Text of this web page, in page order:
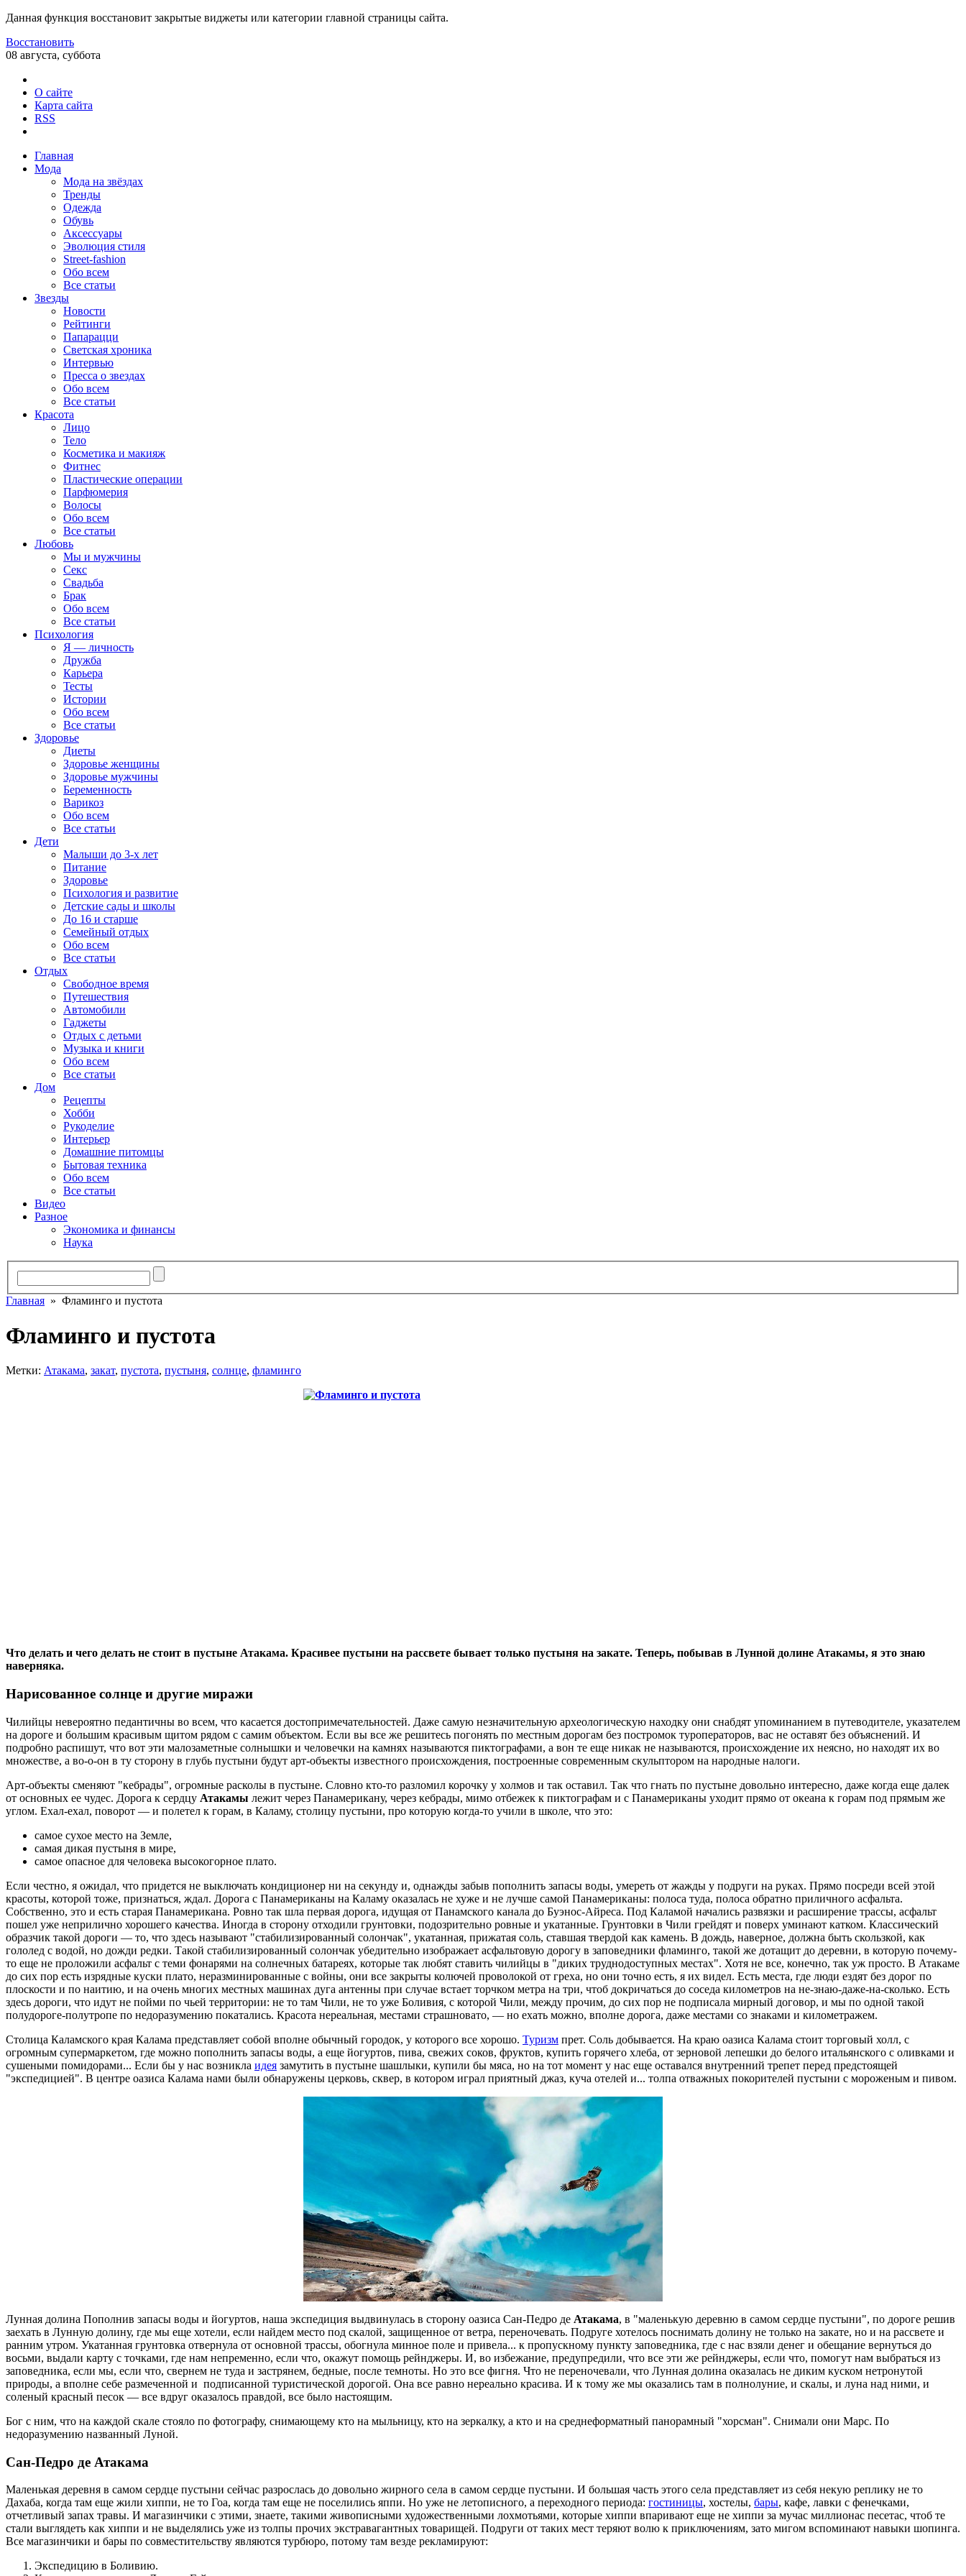
Данная функция восстановит закрытые виджеты или категории главной страницы сайта.
Восстановить
08 августа, суббота
О сайте
Карта сайта
RSS
Главная
Мода
Мода на звёздах
Тренды
Одежда
Обувь
Аксессуары
Эволюция стиля
Street-fashion
Обо всем
Все статьи
Звезды
Новости
Рейтинги
Папарацци
Светская хроника
Интервью
Пресса о звездах
Обо всем
Все статьи
Красота
Лицо
Тело
Косметика и макияж
Фитнес
Пластические операции
Парфюмерия
Волосы
Обо всем
Все статьи
Любовь
Мы и мужчины
Секс
Свадьба
Брак
Обо всем
Все статьи
Психология
Я — личность
Дружба
Карьера
Тесты
Истории
Обо всем
Все статьи
Здоровье
Диеты
Здоровье женщины
Здоровье мужчины
Беременность
Варикоз
Обо всем
Все статьи
Дети
Малыши до 3-х лет
Питание
Здоровье
Психология и развитие
Детские сады и школы
До 16 и старше
Семейный отдых
Обо всем
Все статьи
Отдых
Свободное время
Путешествия
Автомобили
Гаджеты
Отдых с детьми
Музыка и книги
Обо всем
Все статьи
Дом
Рецепты
Хобби
Рукоделие
Интерьер
Домашние питомцы
Бытовая техника
Обо всем
Все статьи
Видео
Разное
Экономика и финансы
Наука
Главная » Фламинго и пустота
Фламинго и пустота
Метки: Атакама, закат, пустота, пустыня, солнце, фламинго
Что делать и чего делать не стоит в пустыне Атакама. Красивее пустыни на рассвете бывает только пустыня на закате. Теперь, побывав в Лунной долине Атакамы, я это знаю
наверняка.
Нарисованное солнце и другие миражи
Чилийцы невероятно педантичны во всем, что касается достопримечательностей. Даже самую незначительную археологическую находку они снабдят упоминанием в путеводителе, указателем
на дороге и большим красивым щитом рядом с самим объектом. Если вы все же решитесь погонять по местным дорогам без постромок туроператоров, вас не оставят без объяснений. И
подробно распишут, что вот эти малозаметные солнышки и человечки на камнях называются пиктографами, а вон те еще никак не называются, происхождение их неясно, но находят их во
множестве, а во-о-он в ту сторону в глубь пустыни будут арт-объекты известного происхождения, построенные современным скульптором на народные налоги.
Арт-объекты сменяют "кебрады", огромные расколы в пустыне. Словно кто-то разломил корочку у холмов и так оставил. Так что гнать по пустыне довольно интересно, даже когда еще далек
от основных ее чудес. Дорога к сердцу Атакамы лежит через Панамерикану, через кебрады, мимо отбежек к пиктографам и с Панамериканы уходит прямо от океана к горам под прямым же
углом. Ехал-ехал, поворот — и полетел к горам, в Каламу, столицу пустыни, про которую когда-то учили в школе, что это:
самое сухое место на Земле,
самая дикая пустыня в мире,
самое опасное для человека высокогорное плато.
Если честно, я ожидал, что придется не выключать кондиционер ни на секунду и, однажды забыв пополнить запасы воды, умереть от жажды у подруги на руках. Прямо посреди всей этой
красоты, которой тоже, признаться, ждал. Дорога с Панамериканы на Каламу оказалась не хуже и не лучше самой Панамериканы: полоса туда, полоса обратно приличного асфальта.
Собственно, это и есть старая Панамерикана. Ровно так шла первая дорога, идущая от Панамского канала до Буэнос-Айреса. Под Каламой начались развязки и расширение трассы, асфальт
пошел уже неприлично хорошего качества. Иногда в сторону отходили грунтовки, подозрительно ровные и укатанные. Грунтовки в Чили грейдят и поверх уминают катком. Классический
образчик такой дороги — то, что здесь называют "стабилизированный солончак", укатанная, прижатая соль, ставшая твердой как камень. В дождь, наверное, должна быть скользкой, как
гололед с водой, но дожди редки. Такой стабилизированный солончак убедительно изображает асфальтовую дорогу в заповедники фламинго, такой же дотащит до деревни, в которую почему-
то еще не проложили асфальт с теми фонарями на солнечных батареях, которые так любят ставить чилийцы в "диких труднодоступных местах". Хотя не все, конечно, так уж просто. В Атакаме
до сих пор есть изрядные куски плато, неразминированные с войны, они все закрыты колючей проволокой от греха, но они точно есть, я их видел. Есть места, где люди ездят без дорог по
плоскости и по наитию, и на очень многих местных машинах дуга антенны при случае встает торчком метра на три, чтоб докричаться до соседа километров на не-знаю-даже-на-сколько. Есть
здесь дороги, что идут не пойми по чьей территории: не то там Чили, не то уже Боливия, с которой Чили, между прочим, до сих пор не подписала мирный договор, и мы по одной такой
полудороге-полутропе по недоразумению покатались. Красота нереальная, местами страшновато, — но ехать можно, вполне дорога, даже местами со знаками и километражем.
Столица Каламского края Калама представляет собой вполне обычный городок, у которого все хорошо. Туризм прет. Соль добывается. На краю оазиса Калама стоит торговый холл, с
огромным супермаркетом, где можно пополнить запасы воды, а еще йогуртов, пива, свежих соков, фруктов, купить горячего хлеба, от зерновой лепешки до белого итальянского с оливками и
сушеными помидорами... Если бы у нас возникла идея замутить в пустыне шашлыки, купили бы мяса, но на тот момент у нас еще оставался внутренний трепет перед предстоящей
"экспедицией". В центре оазиса Калама нами были обнаружены церковь, сквер, в котором играл приятный джаз, куча отелей и... толпа отважных покорителей пустыни с мороженым и пивом.
Лунная долина Пополнив запасы воды и йогуртов, наша экспедиция выдвинулась в сторону оазиса Сан-Педро де Атакама, в "маленькую деревню в самом сердце пустыни", по дороге решив
заехать в Лунную долину, где мы еще хотели, если найдем место под скалой, защищенное от ветра, переночевать. Подруге хотелось поснимать долину не только на закате, но и на рассвете и
ранним утром. Укатанная грунтовка отвернула от основной трассы, обогнула минное поле и привела... к пропускному пункту заповедника, где с нас взяли денег и обещание вернуться до
восьми, выдали карту с точками, где нам непременно, если что, окажут помощь рейнджеры. И, во избежание, предупредили, что все эти же рейнджеры, если что, помогут нам выбраться из
заповедника, если мы, если что, свернем не туда и застрянем, бедные, после темноты. Но это все фигня. Что не переночевали, что Лунная долина оказалась не диким куском нетронутой
природы, а вполне себе размеченной и подписанной туристической дорогой. Она все равно нереально красива. И к тому же мы оказались там в полнолуние, и скалы, и луна над ними, и
соленый красный песок — все вдруг оказалось правдой, все было настоящим.
Бог с ним, что на каждой скале стояло по фотографу, снимающему кто на мыльницу, кто на зеркалку, а кто и на среднеформатный панорамный "хорсман". Снимали они Марс. По
недоразумению названный Луной.
Сан-Педро де Атакама
Маленькая деревня в самом сердце пустыни сейчас разрослась до довольно жирного села в самом сердце пустыни. И большая часть этого села представляет из себя некую реплику не то
Дахаба, когда там еще жили хиппи, не то Гоа, когда там еще не поселились яппи. Но уже не летописного, а переходного периода: гостиницы, хостелы, бары, кафе, лавки с фенечками,
отчетливый запах травы. И магазинчики с этими, знаете, такими живописными художественными лохмотьями, которые хиппи впаривают еще не хиппи за мучас миллионас песетас, чтоб те
стали выглядеть как хиппи и не выделялись уже из толпы прочих экстравагантных товарищей. Подруги от таких мест теряют волю к приключениям, зато мигом вспоминают навыки шопинга.
Все магазинчики и бары по совместительству являются турбюро, потому там везде рекламируют:
Экспедицию в Боливию.